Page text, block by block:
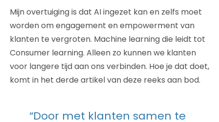
Mijn overtuiging is dat AI ingezet kan en zelfs moet
worden om engagement en empowerment van
klanten te vergroten. Machine learning die leidt tot
Consumer learning. Alleen zo kunnen we klanten
voor langere tijd aan ons verbinden. Hoe je dat doet,
komt in het derde artikel van deze reeks aan bod.
“Door met klanten samen te